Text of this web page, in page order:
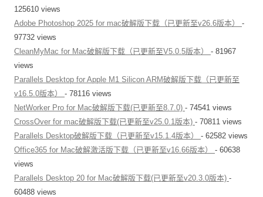
125610 views
Adobe Photoshop 2025 for mac破解版下载（已更新至v26.6版本） -
97732 views
CleanMyMac for Mac破解版下载（已更新至V5.0.5版本） - 81967
views
Parallels Desktop for Apple M1 Silicon ARM破解版下载（已更新至
v16.5.0版本） - 78116 views
NetWorker Pro for Mac破解版下载(已更新至8.7.0) - 74541 views
CrossOver for mac破解版下载(已更新至v25.0.1版本) - 70811 views
Parallels Desktop破解版下载（已更新至v15.1.4版本） - 62582 views
Office365 for Mac破解激活版下载（已更新至v16.66版本） - 60638
views
Parallels Desktop 20 for Mac破解版下载(已更新至v20.3.0版本) -
60488 views